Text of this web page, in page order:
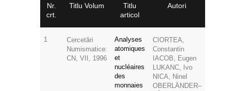
Nr.
crt.
Titlu Volum
Titlu
articol
Autori
1
Cercetări
Numismatice:
CN, VII, 1996
Analyses
atomiques
et
nucléaires
des
monnaies
CIORTEA,
Constantin
IACOB, Eugen
LUKANC, Ivo
NICA, Ninel
OBERLÄNDER–